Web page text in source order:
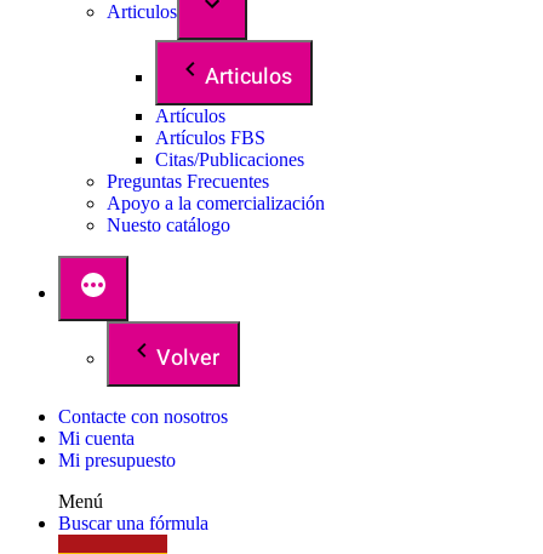
Articulos
Articulos
Artículos
Artículos FBS
Citas/Publicaciones
Preguntas Frecuentes
Apoyo a la comercialización
Nuesto catálogo
Volver
Contacte con nosotros
Mi cuenta
Mi presupuesto
Menú
Buscar una fórmula